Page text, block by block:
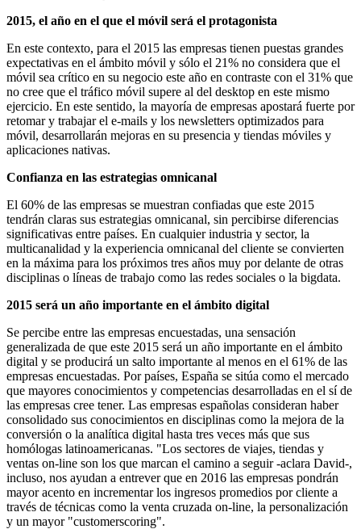
2015, el año en el que el móvil será el protagonista
En este contexto, para el 2015 las empresas tienen puestas grandes
expectativas en el ámbito móvil y sólo el 21% no considera que el
móvil sea crítico en su negocio este año en contraste con el 31% que
no cree que el tráfico móvil supere al del desktop en este mismo
ejercicio. En este sentido, la mayoría de empresas apostará fuerte por
retomar y trabajar el e-mails y los newsletters optimizados para
móvil, desarrollarán mejoras en su presencia y tiendas móviles y
aplicaciones nativas.
Confianza en las estrategias omnicanal
El 60% de las empresas se muestran confiadas que este 2015
tendrán claras sus estrategias omnicanal, sin percibirse diferencias
significativas entre países. En cualquier industria y sector, la
multicanalidad y la experiencia omnicanal del cliente se convierten
en la máxima para los próximos tres años muy por delante de otras
disciplinas o líneas de trabajo como las redes sociales o la bigdata.
2015 será un año importante en el ámbito digital
Se percibe entre las empresas encuestadas, una sensación
generalizada de que este 2015 será un año importante en el ámbito
digital y se producirá un salto importante al menos en el 61% de las
empresas encuestadas. Por países, España se sitúa como el mercado
que mayores conocimientos y competencias desarrolladas en el sí de
las empresas cree tener. Las empresas españolas consideran haber
consolidado sus conocimientos en disciplinas como la mejora de la
conversión o la analítica digital hasta tres veces más que sus
homólogas latinoamericanas. "Los sectores de viajes, tiendas y
ventas on-line son los que marcan el camino a seguir -aclara David-,
incluso, nos ayudan a entrever que en 2016 las empresas pondrán
mayor acento en incrementar los ingresos promedios por cliente a
través de técnicas como la venta cruzada on-line, la personalización
y un mayor "customerscoring".